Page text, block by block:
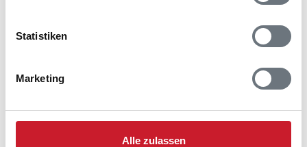
Statistiken
Marketing
Alle zulassen